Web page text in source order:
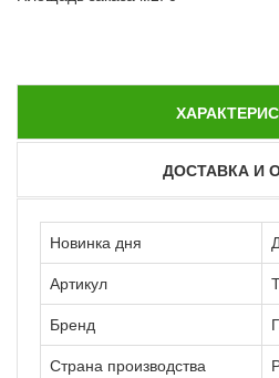
ДОСТАВКА И
Новинка дня
Артикул
Бренд
Страна производства